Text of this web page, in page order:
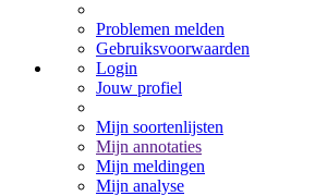
Problemen melden
Gebruiksvoorwaarden
Login
Jouw profiel
Mijn soortenlijsten
Mijn annotaties
Mijn meldingen
Mijn analyse